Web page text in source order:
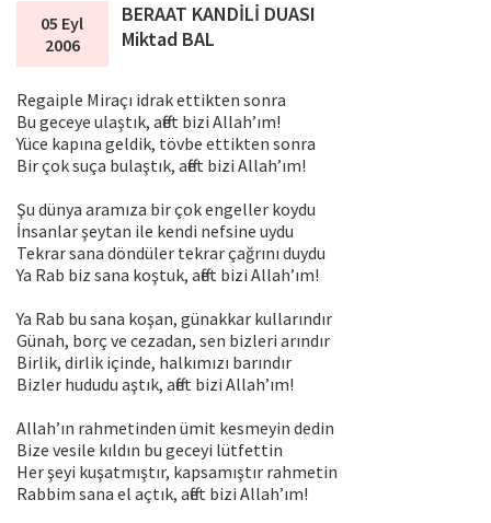
05 Eyl
2006
BERAAT KANDİLİ DUASI
Miktad BAL
Regaiple Miraçı idrak ettikten sonra
Bu geceye ulaştık, affet bizi Allah’ım!
Yüce kapına geldik, tövbe ettikten sonra
Bir çok suça bulaştık, affet bizi Allah’ım!
Şu dünya aramıza bir çok engeller koydu
İnsanlar şeytan ile kendi nefsine uydu
Tekrar sana döndüler tekrar çağrını duydu
Ya Rab biz sana koştuk, affet bizi Allah’ım!
Ya Rab bu sana koşan, günakkar kullarındır
Günah, borç ve cezadan, sen bizleri arındır
Birlik, dirlik içinde, halkımızı barındır
Bizler hududu aştık, affet bizi Allah’ım!
Allah’ın rahmetinden ümit kesmeyin dedin
Bize vesile kıldın bu geceyi lütfettin
Her şeyi kuşatmıştır, kapsamıştır rahmetin
Rabbim sana el açtık, affet bizi Allah’ım!